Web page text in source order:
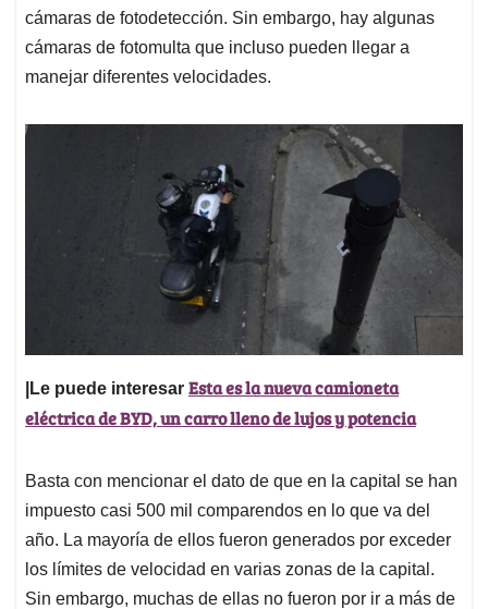
cámaras de fotodetección. Sin embargo, hay algunas
cámaras de fotomulta que incluso pueden llegar a
manejar diferentes velocidades.
|Le puede interesar Esta es la nueva camioneta
eléctrica de BYD, un carro lleno de lujos y potencia
Basta con mencionar el dato de que en la capital se han
impuesto casi 500 mil comparendos en lo que va del
año. La mayoría de ellos fueron generados por exceder
los límites de velocidad en varias zonas de la capital.
Sin embargo, muchas de ellas no fueron por ir a más de